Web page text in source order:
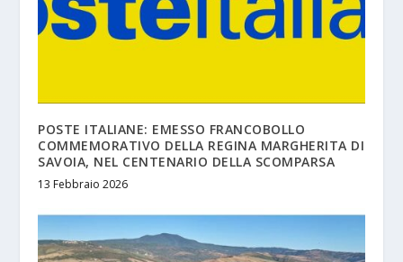
POSTE ITALIANE: EMESSO FRANCOBOLLO
COMMEMORATIVO DELLA REGINA MARGHERITA DI
SAVOIA, NEL CENTENARIO DELLA SCOMPARSA
13 Febbraio 2026